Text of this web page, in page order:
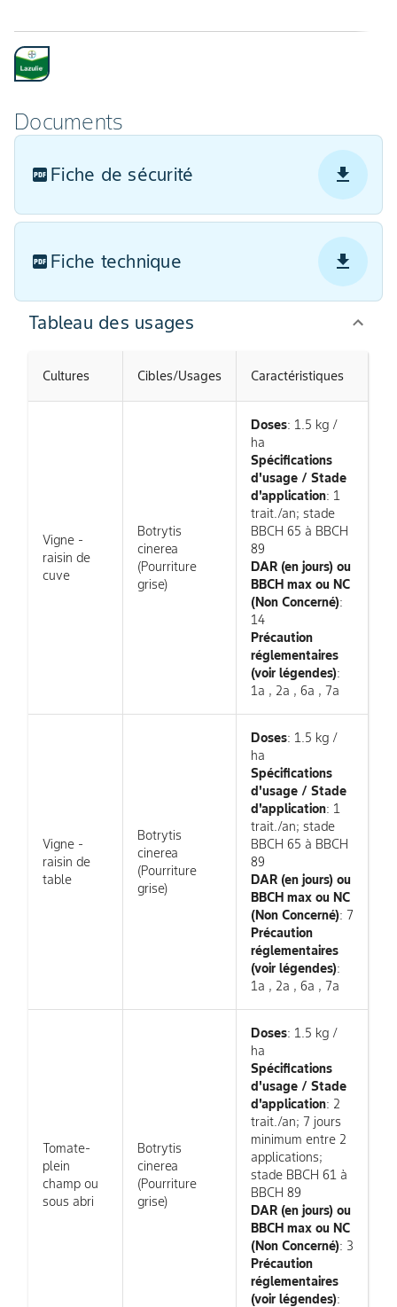
Documents
Fiche de sécurité
Fiche technique
Tableau des usages
Cultures Cibles/Usages Caractéristiques
Vigne -
raisin de
cuve
Botrytis
cinerea
(Pourriture
grise)
Doses: 1.5 kg /
ha
Spécifications
d'usage / Stade
d'application: 1
trait./an; stade
BBCH 65 à BBCH
89
DAR (en jours) ou
BBCH max ou NC
(Non Concerné):
14
Précaution
réglementaires
(voir légendes):
1a , 2a , 6a , 7a
Vigne -
raisin de
table
Botrytis
cinerea
(Pourriture
grise)
Doses: 1.5 kg /
ha
Spécifications
d'usage / Stade
d'application: 1
trait./an; stade
BBCH 65 à BBCH
89
DAR (en jours) ou
BBCH max ou NC
(Non Concerné): 7
Précaution
réglementaires
(voir légendes):
1a , 2a , 6a , 7a
Tomate-
plein
champ ou
sous abri
Botrytis
cinerea
(Pourriture
grise)
Doses: 1.5 kg /
ha
Spécifications
d'usage / Stade
d'application: 2
trait./an; 7 jours
minimum entre 2
applications;
stade BBCH 61 à
BBCH 89
DAR (en jours) ou
BBCH max ou NC
(Non Concerné): 3
Précaution
réglementaires
(voir légendes):